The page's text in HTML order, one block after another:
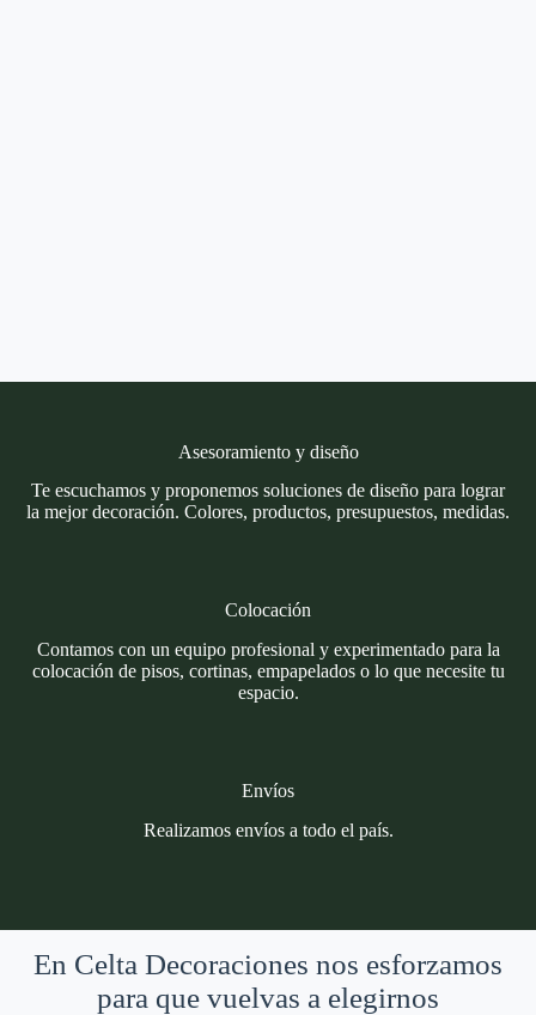
Asesoramiento y diseño
Te escuchamos y proponemos soluciones de diseño para lograr
la mejor decoración. Colores, productos, presupuestos, medidas.
Colocación
Contamos con un equipo profesional y experimentado para la
colocación de pisos, cortinas, empapelados o lo que necesite tu
espacio.
Envíos
Realizamos envíos a todo el país.
En Celta Decoraciones nos esforzamos
para que vuelvas a elegirnos